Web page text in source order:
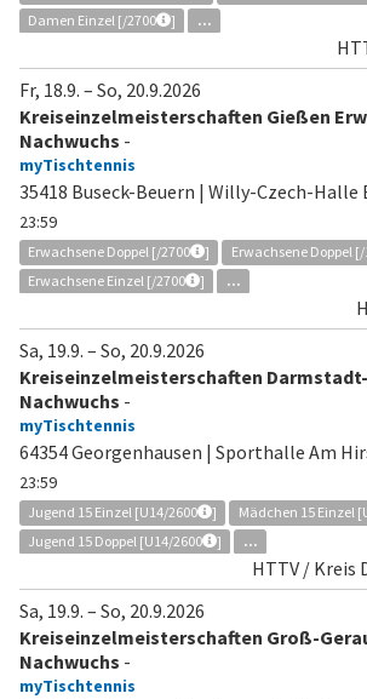
Damen Einzel [/2700
] ...
Fr, 18.9. – So, 20.9.2026
Kreiseinzelmeisterschaften Gießen
Nachwuchs -
myTischtennis
35418 Buseck-Beuern | Willy-Czech-Halle
23:59
Erwachsene Doppel [/2700 ] Erwachsene Doppel [/
Erwachsene Einzel [/2700
] ...
Sa, 19.9. – So, 20.9.2026
Kreiseinzelmeisterschaften
Nachwuchs -
myTischtennis
64354 Georgenhausen | Sporthalle Am
23:59
Jugend 15 Einzel [U14/2600 ] Mädchen 15 Einzel
Jugend 15 Doppel [U14/2600
] ...
HTTV / Kreis
Sa, 19.9. – So, 20.9.2026
Kreiseinzelmeisterschaften Groß-
Nachwuchs -
myTischtennis